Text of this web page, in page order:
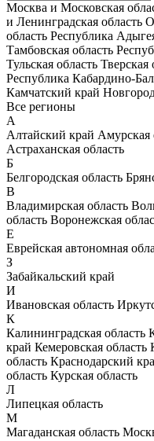
Москва и Московская
и Ленинградская область
область Республика
Тамбовская область
Тульская область Тверская
Республика Кабардино-
Камчатский край
Все регионы
А
Алтайский край Амурская
Астраханская область
Б
Белгородская область
В
Владимирская область
область Воронежская
Е
Еврейская автономная
З
Забайкальский край
И
Ивановская область
К
Калининградская область
край Кемеровская область
область Краснодарский
область Курская область
Л
Липецкая область
М
Магаданская область